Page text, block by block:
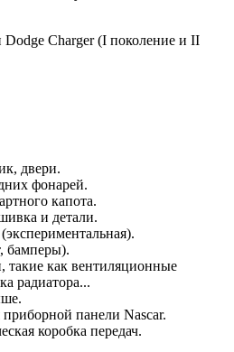
Charger (I поколение и II
двери.
фонарей.
капота.
и детали.
бамперы).
такие как вентиляционные
радиатора...
панели Nascar.
коробка передач.